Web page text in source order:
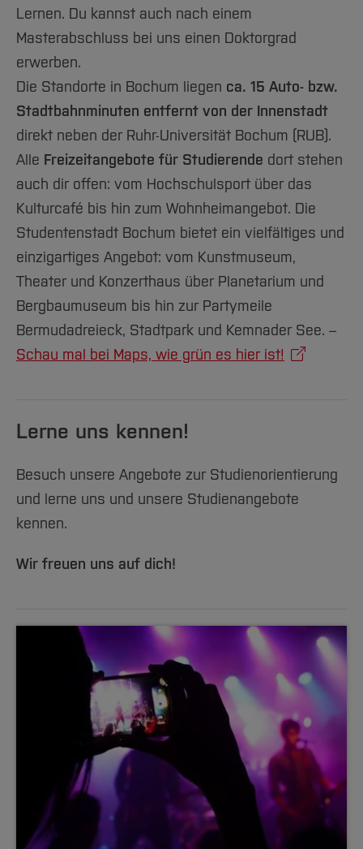
Lernen. Du kannst auch nach einem
Masterabschluss bei uns einen Doktorgrad
erwerben.
Die Standorte in Bochum liegen ca. 15 Auto- bzw.
Stadtbahnminuten entfernt von der Innenstadt
direkt neben der Ruhr-Universität Bochum (RUB).
Alle Freizeitangebote für Studierende dort stehen
auch dir offen: vom Hochschulsport über das
Kulturcafé bis hin zum Wohnheimangebot. Die
Studentenstadt Bochum bietet ein vielfältiges und
einzigartiges Angebot: vom Kunstmuseum,
Theater und Konzerthaus über Planetarium und
Bergbaumuseum bis hin zur Partymeile
Bermudadreieck, Stadtpark und Kemnader See. –
Schau mal bei Maps, wie grün es hier ist!
Lerne uns kennen!
Besuch unsere Angebote zur Studienorientierung
und lerne uns und unsere Studienangebote
kennen.
Wir freuen uns auf dich!